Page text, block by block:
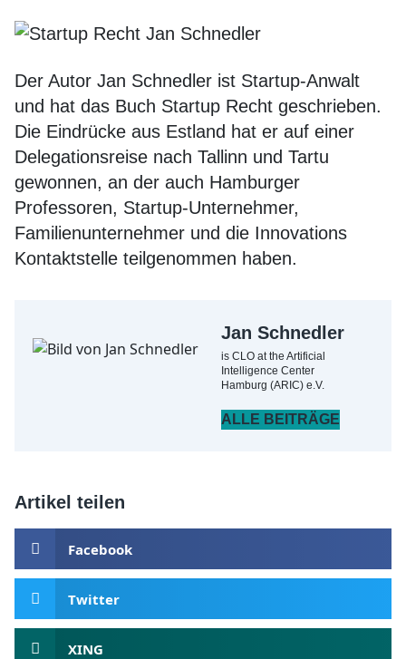
Der Autor Jan Schnedler ist Startup-Anwalt
und hat das Buch Startup Recht geschrieben.
Die Eindrücke aus Estland hat er auf einer
Delegationsreise nach Tallinn und Tartu
gewonnen, an der auch Hamburger
Professoren, Startup-Unternehmer,
Familienunternehmer und die Innovations
Kontaktstelle teilgenommen haben.
Jan Schnedler
is CLO at the Artificial
Intelligence Center
Hamburg (ARIC) e.V.
ALLE BEITRÄGE
Artikel teilen
Facebook
Twitter
XING